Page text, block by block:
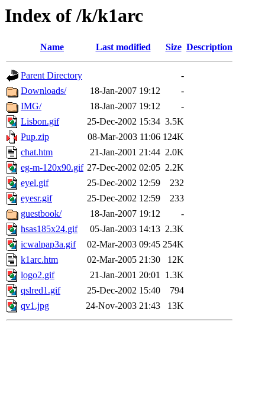
Index of /k/k1arc
Name Last modified Size Description
Parent Directory
-
Downloads/
18-Jan-2007 19:12
-
IMG/
18-Jan-2007 19:12
-
Lisbon.gif
25-Dec-2002 15:34 3.5K
Pup.zip
08-Mar-2003 11:06 124K
chat.htm
21-Jan-2001 21:44 2.0K
eg-m-120x90.gif 27-Dec-2002 02:05 2.2K
eyel.gif
25-Dec-2002 12:59
232
eyesr.gif
25-Dec-2002 12:59
233
guestbook/
18-Jan-2007 19:12
-
hsas185x24.gif
05-Jan-2003 14:13 2.3K
icwalpap3a.gif
02-Mar-2003 09:45 254K
k1arc.htm
02-Mar-2005 21:30
12K
logo2.gif
21-Jan-2001 20:01 1.3K
qslred1.gif
25-Dec-2002 15:40
794
qv1.jpg
24-Nov-2003 21:43 13K